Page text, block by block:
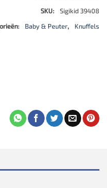
SKU:
Sigikid 39408
Baby & Peuter, Knuffels